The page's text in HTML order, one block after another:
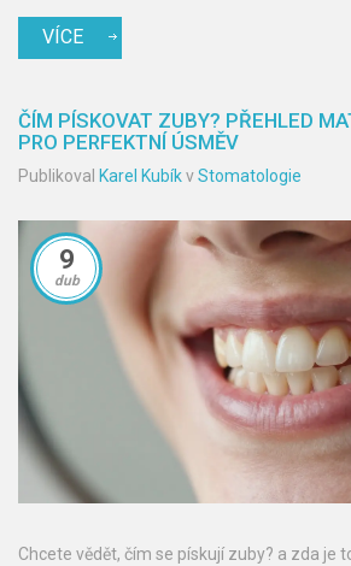
VÍCE
ČÍM PÍSKOVAT ZUBY? PŘEHLED
PRO PERFEKTNÍ ÚSMĚV
Publikoval Karel KubíkvStomatologie
9
dub
Chcete vědět, čím se pískují zuby? a zda je